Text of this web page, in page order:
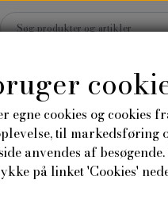
egne cookies og cookies
til markedsføring
anvendes af
på linket 'Cookies'